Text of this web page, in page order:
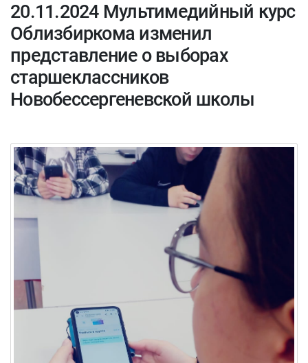
20.11.2024 Мультимедийный курс
Облизбиркома изменил
представление о выборах
старшеклассников
Новобессергеневской школы